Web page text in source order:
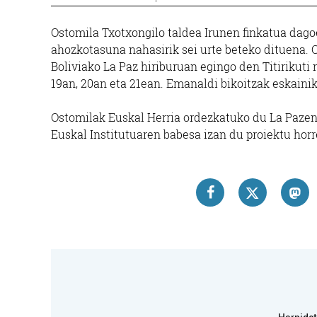
Ostomila Txotxongilo taldea Irunen finkatua
ahozkotasuna nahasirik sei urte beteko dituena.
Boliviako La Paz hiriburuan egingo den
19an, 20an eta 21ean. Emanaldi bikoitzak
Ostomilak Euskal Herria ordezkatuko du La Pazen
Euskal Institutuaren babesa izan du proiektu